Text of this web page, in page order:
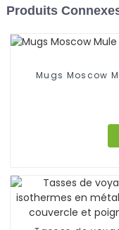
Produits
Mugs Moscow